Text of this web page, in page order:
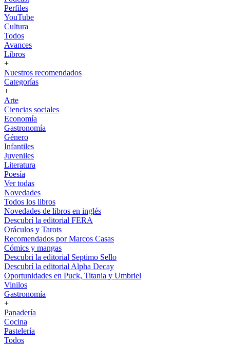
Perfiles
YouTube
Cultura
Todos
Avances
Libros
+
Nuestros recomendados
Categorías
+
Arte
Ciencias sociales
Economía
Gastronomía
Género
Infantiles
Juveniles
Literatura
Poesía
Ver todas
Novedades
Todos los libros
Novedades de libros en inglés
Descubrí la editorial FERA
Oráculos y Tarots
Recomendados por Marcos Casas
Cómics y mangas
Descubri la editorial Septimo Sello
Descubrí la editorial Alpha Decay
Oportunidades en Puck, Titania y Umbriel
Vinilos
Gastronomía
+
Panadería
Cocina
Pastelería
Todos